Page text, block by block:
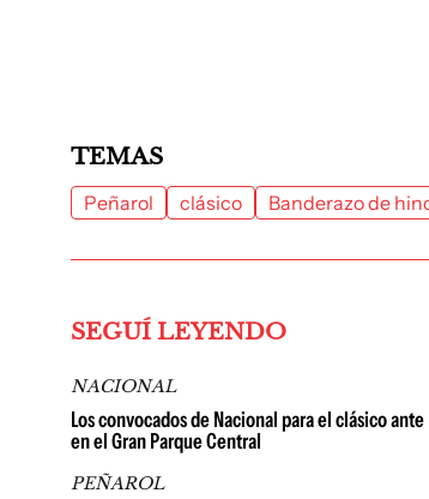
TEMAS
Peñarol clásico Banderazo de
SEGUÍ LEYENDO
NACIONAL
Los convocados de Nacional para el clásico
en el Gran Parque Central
PEÑAROL